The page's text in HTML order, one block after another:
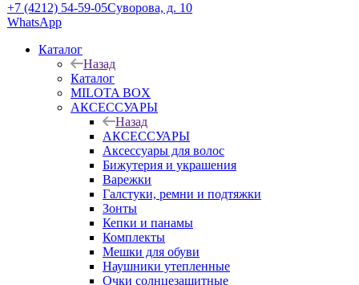
+7 (4212) 54-59-05Суворова, д. 10
WhatsApp
Каталог
Назад
Каталог
MILOTA BOX
АКСЕССУАРЫ
Назад
АКСЕССУАРЫ
Аксессуары для волос
Бижутерия и украшения
Варежки
Галстуки, ремни и подтяжки
Зонты
Кепки и панамы
Комплекты
Мешки для обуви
Наушники утепленные
Очки солнцезащитные